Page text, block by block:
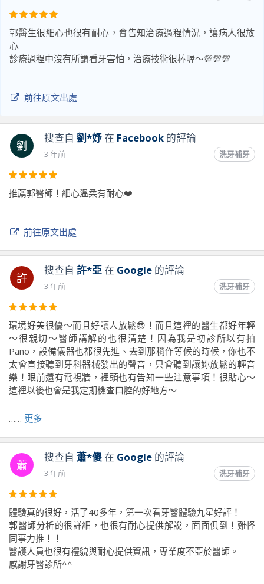
郭醫生很細心也很有耐心，會告知治療過程情況，讓病人很放
心.
診療過程中沒有所謂看牙害怕，治療技術很棒喔～💯💯💯
前往原文出處
劉
搜查自 劉*妤在 Facebook的評論
3 年前 洗牙補牙
推薦郭醫師！細心溫柔有耐心❤️
前往原文出處
許
搜查自 許*亞在 Google的評論
3 年前 洗牙補牙
環境好美很優～而且好讓人放鬆😎！而且這裡的醫生都好年輕
～很親切～醫師講解的也很清楚！因為我是初診所以有拍
Pano，設備儀器也都很先進、去到那稍作等候的時候，你也不
太會直接聽到牙科器械發出的聲音，只會聽到讓妳放鬆的輕音
樂！眼前還有電視牆，裡頭也有告知一些注意事項！很貼心～
這裡以後也會是我定期檢查口腔的好地方～
…… 更多
蕭
搜查自 蕭*傻在 Google的評論
3 年前 洗牙補牙
體驗真的很好，活了40多年，第一次看牙醫體驗九星好評！
郭醫師分析的很詳細，也很有耐心提供解說，面面俱到！難怪
同事力推！！
醫護人員也很有禮貌與耐心提供資訊，專業度不亞於醫師。
感謝牙醫診所^^